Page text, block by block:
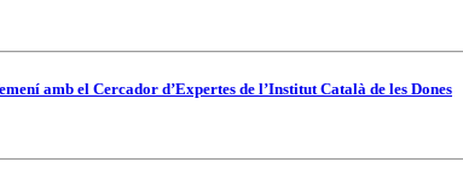
amb el Cercador d’Expertes de l’Institut Català de les Dones